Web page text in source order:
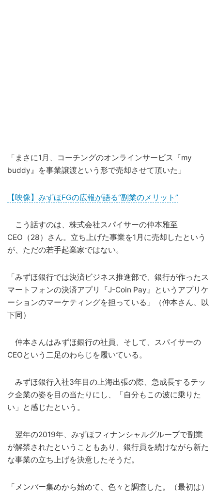
「まさに1月、コーチングのオンラインサービス『my
buddy』を事業譲渡という形で売却させて頂いた」
【映像】みずほFGの広報が語る“副業のメリット”
こう話すのは、株式会社スパイサーの仲本雅至
CEO（28）さん。立ち上げた事業を1月に売却したという
が、ただの若手起業家ではない。
「みずほ銀行では決済ビジネス推進部で、銀行が作ったス
マートフォンの決済アプリ『J-Coin Pay』というアプリケ
ーションのマーケティングを担っている」（仲本さん、以
下同）
仲本さんはみずほ銀行の社員、そして、スパイサーの
CEOという二足のわらじを履いている。
みずほ銀行入社3年目の上海出張の際、急成長するテッ
ク企業の姿を目の当たりにし、「自分もこの波に乗りた
い」と感じたという。
翌年の2019年、みずほフィナンシャルグループで副業
が解禁されたということもあり、銀行員を続けながら新た
な事業の立ち上げを決意したそうだ。
「メンバー集めから始めて、色々と調査した。（最初は）